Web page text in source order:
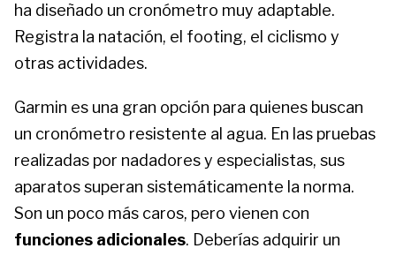
ha diseñado un cronómetro muy adaptable.
Registra la natación, el footing, el ciclismo y
otras actividades.
Garmin es una gran opción para quienes buscan
un cronómetro resistente al agua. En las pruebas
realizadas por nadadores y especialistas, sus
aparatos superan sistemáticamente la norma.
Son un poco más caros, pero vienen con
funciones adicionales. Deberías adquirir un